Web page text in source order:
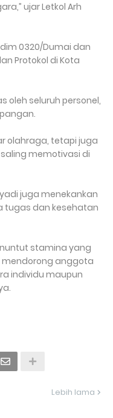
ujar Letkol Arh
0320/Dumai dan
Protokol di Kota
oleh seluruh personel,
olahraga, tetapi juga
memotivasi di
juga menekankan
tugas dan kesehatan
stamina yang
mendorong anggota
individu maupun
Lebih lama